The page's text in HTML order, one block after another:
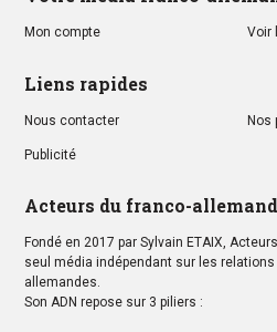
Mon compte Voir
Liens rapides
Nous contacter Nos
Publicité
Acteurs du franco-allemand
Fondé en 2017 par Sylvain ETAIX,
seul média indépendant sur les
allemandes.
Son ADN repose sur 3 piliers :